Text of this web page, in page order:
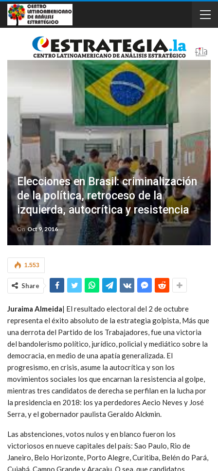
Elecciones en Brasil: criminalización
de la política, retroceso de la
izquierda, autocrítica y resistencia
On Oct 9, 2016
1.553
Share
Juraima Almeida| El resultado electoral del 2 de octubre
representa el éxito absoluto de la estrategia golpista, Más que
una derrota del Partido de los Trabajadores, fue una victoria
del bandolerismo político, jurídico, policial y mediático sobre la
democracia, en medio de una apatía generalizada. El
progresismo, en crisis, asume la autocrítica y son los
movimientos sociales los que encarnan la resistencia al golpe,
mientras tres candidatos de derecha se perfilan en la lucha por
la presidencia en 2018: los ya perdedores Aecio Neves y José
Serra, y el gobernador paulista Geraldo Alckmin.
Las abstenciones, votos nulos y en blanco fueron los
victoriosos en nueve capitales del país: Sao Paulo, Rio de
Janeiro, Belo Horizonte, Porto Alegre, Curitiba, Belén do Pará,
Cuiabá, Campo Grande y Aracaju. O sea, que candidatos